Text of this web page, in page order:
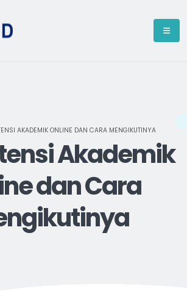
AKADEMIK ONLINE DAN CARA MENGIKUTINYA
Akademik
dan Cara